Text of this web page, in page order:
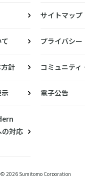
サイトマップ
プライバシー
針 コミュニティ
電子公告
対応
© 2026 Sumitomo Corporation